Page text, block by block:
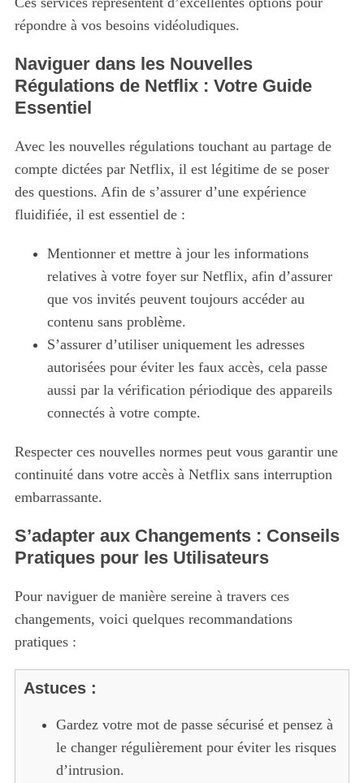
répondre à vos besoins vidéoludiques.
Naviguer dans les Nouvelles
Régulations de Netflix : Votre Guide
Essentiel
Avec les nouvelles régulations touchant au partage de
compte dictées par Netflix, il est légitime de se poser
des questions. Afin de s’assurer d’une expérience
fluidifiée, il est essentiel de :
Mentionner et mettre à jour les informations
relatives à votre foyer sur Netflix, afin d’assurer
que vos invités peuvent toujours accéder au
contenu sans problème.
S’assurer d’utiliser uniquement les adresses
autorisées pour éviter les faux accès, cela passe
aussi par la vérification périodique des appareils
connectés à votre compte.
Respecter ces nouvelles normes peut vous garantir une
continuité dans votre accès à Netflix sans interruption
embarrassante.
S’adapter aux Changements : Conseils
Pratiques pour les Utilisateurs
Pour naviguer de manière sereine à travers ces
changements, voici quelques recommandations
pratiques :
Astuces :
Gardez votre mot de passe sécurisé et pensez à
le changer régulièrement pour éviter les risques
d’intrusion.